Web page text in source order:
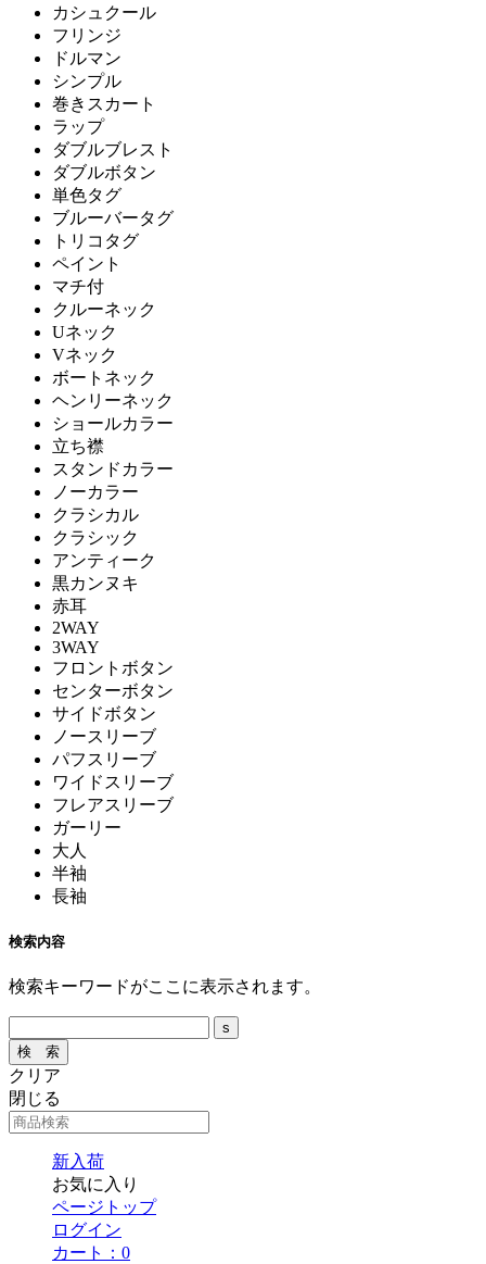
カシュクール
フリンジ
ドルマン
シンプル
巻きスカート
ラップ
ダブルブレスト
ダブルボタン
単色タグ
ブルーバータグ
トリコタグ
ペイント
マチ付
クルーネック
Uネック
Vネック
ボートネック
ヘンリーネック
ショールカラー
立ち襟
スタンドカラー
ノーカラー
クラシカル
クラシック
アンティーク
黒カンヌキ
赤耳
2WAY
3WAY
フロントボタン
センターボタン
サイドボタン
ノースリーブ
パフスリーブ
ワイドスリーブ
フレアスリーブ
ガーリー
大人
半袖
長袖
検索内容
検索キーワードがここに表示されます。
クリア
閉じる
新入荷
お気に入り
ページトップ
ログイン
カート： 0